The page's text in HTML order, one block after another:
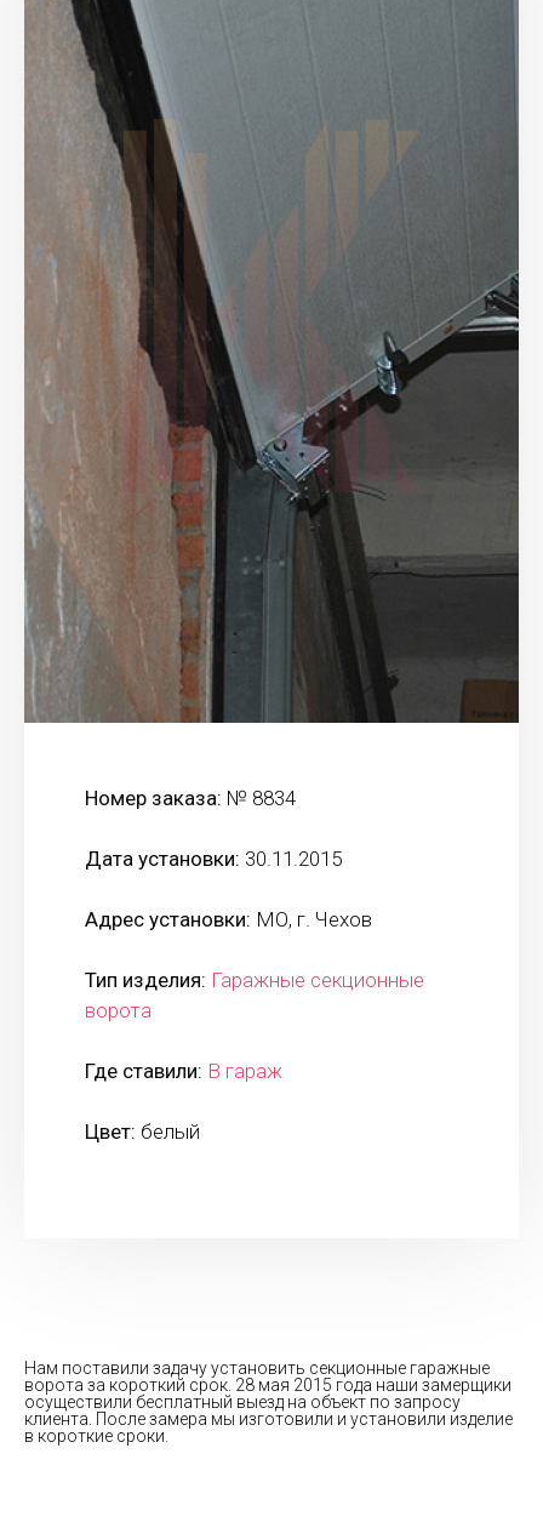
Номер заказа: № 8834
Дата установки: 30.11.2015
Адрес установки: МО, г. Чехов
Тип изделия: Гаражные секционные
ворота
Где ставили: В гараж
Цвет: белый
Нам поставили задачу установить секционные гаражные
ворота за короткий срок. 28 мая 2015 года наши замерщики
осуществили бесплатный выезд на объект по запросу
клиента. После замера мы изготовили и установили изделие
в короткие сроки.